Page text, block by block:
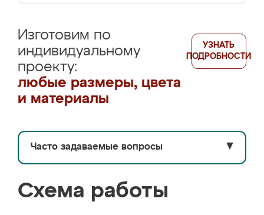
Изготовим по
индивидуальному
проекту:
любые размеры, цвета
и материалы
УЗНАТЬ
ПОДРОБНОСТИ
Часто задаваемые вопросы ▼
Схема работы